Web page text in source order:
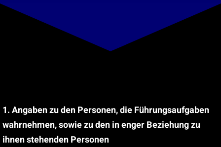
Karriere
nach:
1. Angaben zu den Personen, die Führungsaufgaben
wahrnehmen, sowie zu den in enger Beziehung zu
ihnen stehenden Personen